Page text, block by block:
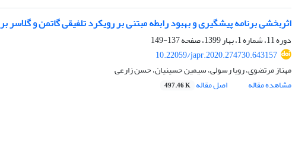
اثربخشی برنامه پیشگیری و بهبود رابطه مبتنی بر رویکرد تلفیقی گاتمن و
دوره 11، شماره 1، بهار 1399، صفحه
137-149
10.22059/japr.2020.274730.643157
مهناز مرتضوی، رویا رسولی، سیمین حسینیان، حسن زارعی
مشاهده مقاله
اصل مقاله 497.46 K